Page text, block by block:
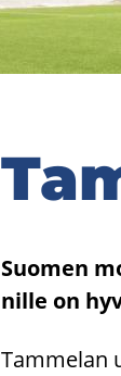
Suo­men
nil­le on
Tam­me­lan